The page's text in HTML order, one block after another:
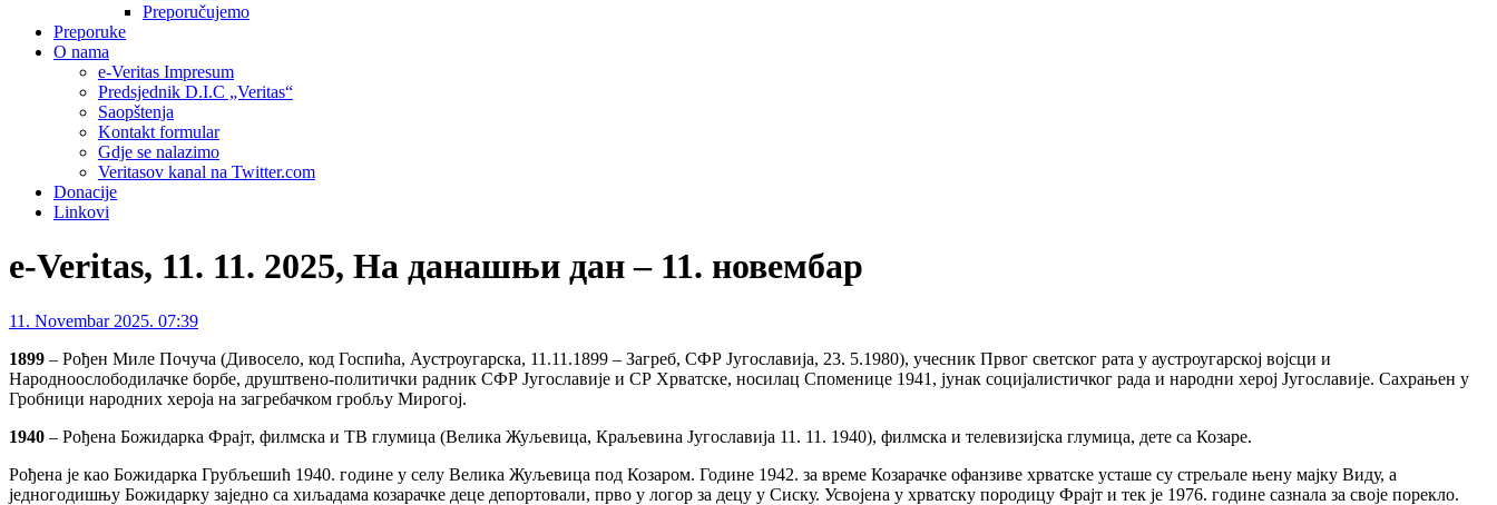
Preporučujemo
Preporuke
O nama
e-Veritas Impresum
Predsjednik D.I.C „Veritas“
Saopštenja
Kontakt formular
Gdje se nalazimo
Veritasov kanal na Twitter.com
Donacije
Linkovi
e-Veritas, 11. 11. 2025, На данашњи дан – 11. новембар
11. Novembar 2025. 07:39
1899 – Рођен Миле Почуча (Дивосело, код Госпића, Аустроугарска, 11.11.1899 – Загреб, СФР Југославија, 23. 5.1980), учесник Првог светског рата у аустроугарској војсци и
Народноослободилачке борбе, друштвено-политички радник СФР Југославије и СР Хрватске, носилац Споменице 1941, јунак социјалистичког рада и народни херој Југославије. Сахрањен у
Гробници народних хероја на загребачком гробљу Мирогој.
1940 – Рођена Божидарка Фрајт, филмска и ТВ глумица (Велика Жуљевица, Краљевина Југославија 11. 11. 1940), филмска и телевизијска глумица, дете са Козаре.
Рођена је као Божидарка Грубљешић 1940. године у селу Велика Жуљевица под Козаром. Године 1942. за време Козарачке офанзиве хрватске усташе су стрељале њену мајку Виду, а
једногодишњу Божидарку заједно са хиљадама козарачке деце депортовали, прво у логор за децу у Сиску. Усвојена у хрватску породицу Фрајт и тек је 1976. године сазнала за своје порекло.